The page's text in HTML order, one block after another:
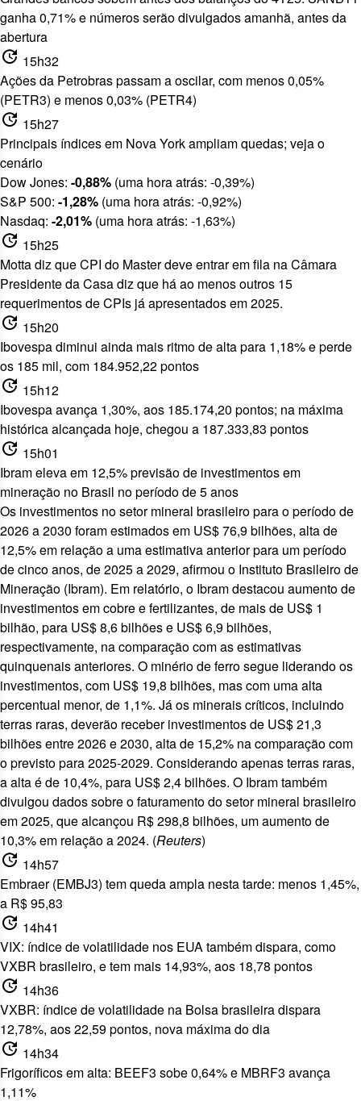
ganha 0,71% e números serão divulgados amanhã, antes da
abertura
update 15h32
Ações da Petrobras passam a oscilar, com menos 0,05%
(PETR3) e menos 0,03% (PETR4)
update 15h27
Principais índices em Nova York ampliam quedas; veja o
cenário
Dow Jones: -0,88% (uma hora atrás: -0,39%)
S&P 500: -1,28% (uma hora atrás: -0,92%)
Nasdaq: -2,01% (uma hora atrás: -1,63%)
update 15h25
Motta diz que CPI do Master deve entrar em fila na Câmara
Presidente da Casa diz que há ao menos outros 15
requerimentos de CPIs já apresentados em 2025.
update 15h20
Ibovespa diminui ainda mais ritmo de alta para 1,18% e perde
os 185 mil, com 184.952,22 pontos
update 15h12
Ibovespa avança 1,30%, aos 185.174,20 pontos; na máxima
histórica alcançada hoje, chegou a 187.333,83 pontos
update 15h01
Ibram eleva em 12,5% previsão de investimentos em
mineração no Brasil no período de 5 anos
Os investimentos no setor mineral brasileiro para o período de
2026 a 2030 foram estimados em US$ 76,9 bilhões, alta de
12,5% em relação a uma estimativa anterior para um período
de cinco anos, de 2025 a 2029, afirmou o Instituto Brasileiro de
Mineração (Ibram). Em relatório, o Ibram destacou aumento de
investimentos em cobre e fertilizantes, de mais de US$ 1
bilhão, para US$ 8,6 bilhões e US$ 6,9 bilhões,
respectivamente, na comparação com as estimativas
quinquenais anteriores. O minério de ferro segue liderando os
investimentos, com US$ 19,8 bilhões, mas com uma alta
percentual menor, de 1,1%. Já os minerais críticos, incluindo
terras raras, deverão receber investimentos de US$ 21,3
bilhões entre 2026 e 2030, alta de 15,2% na comparação com
o previsto para 2025-2029. Considerando apenas terras raras,
a alta é de 10,4%, para US$ 2,4 bilhões. O Ibram também
divulgou dados sobre o faturamento do setor mineral brasileiro
em 2025, que alcançou R$ 298,8 bilhões, um aumento de
10,3% em relação a 2024. (Reuters)
update 14h57
Embraer (EMBJ3) tem queda ampla nesta tarde: menos 1,45%,
a R$ 95,83
update 14h41
VIX: índice de volatilidade nos EUA também dispara, como
VXBR brasileiro, e tem mais 14,93%, aos 18,78 pontos
update 14h36
VXBR: índice de volatilidade na Bolsa brasileira dispara
12,78%, aos 22,59 pontos, nova máxima do dia
update 14h34
Frigoríficos em alta: BEEF3 sobe 0,64% e MBRF3 avança
1,11%